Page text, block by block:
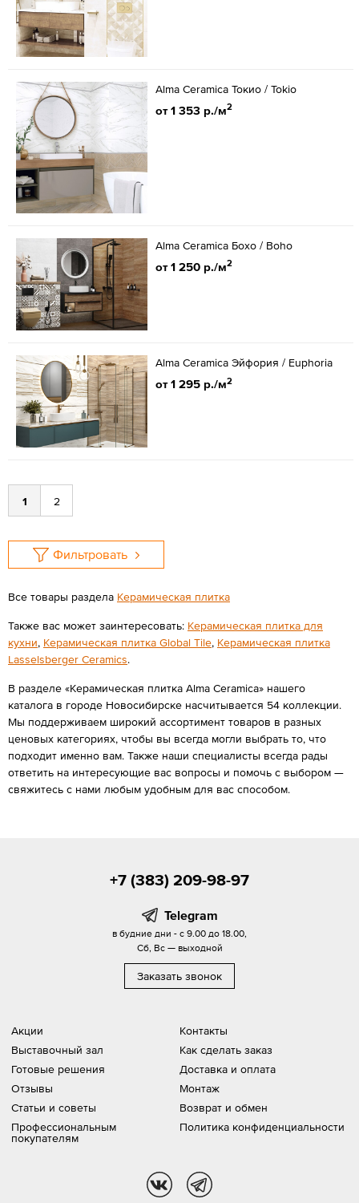
Alma Ceramica Токио / Tokio
от 1 353 р./м2
Alma Ceramica Бохо / Boho
от 1 250 р./м2
Alma Ceramica Эйфория / Euphoria
от 1 295 р./м2
1 2
Фильтровать
Все товары раздела Керамическая плитка
Также вас может заинтересовать: Керамическая плитка для
кухни, Керамическая плитка Global Tile, Керамическая плитка
Lasselsberger Ceramics.
В разделе «Керамическая плитка Alma Ceramica» нашего
каталога в городе Новосибирске насчитывается 54 коллекции.
Мы поддерживаем широкий ассортимент товаров в разных
ценовых категориях, чтобы вы всегда могли выбрать то, что
подходит именно вам. Также наши специалисты всегда рады
ответить на интересующие вас вопросы и помочь с выбором —
свяжитесь с нами любым удобным для вас способом.
Акции
Выставочный зал
Готовые решения
Отзывы
Статьи и советы
Профессиональным
покупателям
Контакты
Как сделать заказ
Доставка и оплата
Монтаж
Возврат и обмен
Политика конфиденциальности
+7 (383) 209-98-97
Telegram
в будние дни - с 9.00 до 18.00,
Сб, Вс — выходной
Заказать звонок